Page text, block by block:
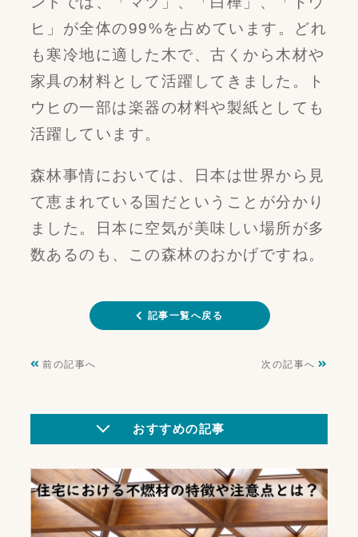
ヒ」が全体の99%を占めています。どれ
も寒冷地に適した木で、古くから木材や
家具の材料として活躍してきました。ト
ウヒの一部は楽器の材料や製紙としても
活躍しています。
森林事情においては、日本は世界から見
て恵まれている国だということが分かり
ました。日本に空気が美味しい場所が多
数あるのも、この森林のおかげですね。
記事一覧へ戻る
前の記事へ 次の記事へ
おすすめの記事